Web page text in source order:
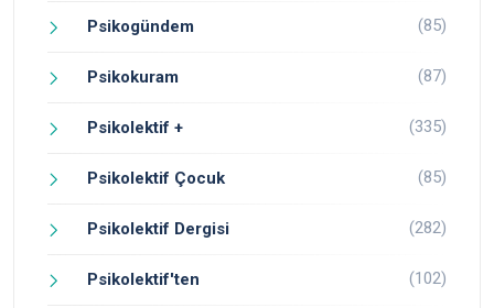
Psikogündem (85)
Psikokuram (87)
Psikolektif + (335)
Psikolektif Çocuk (85)
Psikolektif Dergisi (282)
Psikolektif'ten (102)